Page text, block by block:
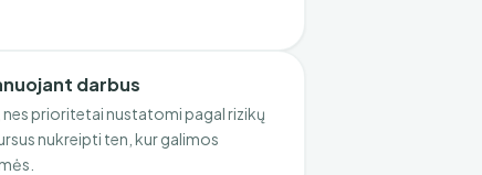
darbus
prioritetai nustatomi pagal rizikų
nukreipti ten, kur galimos